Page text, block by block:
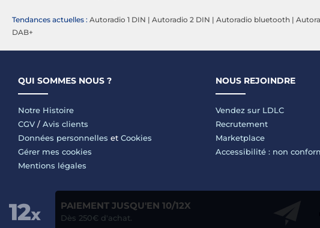
Tendances actuelles : Autoradio 1 DIN | Autoradio 2 DIN | Autoradio bluetooth |
DAB+
QUI SOMMES NOUS ?
Notre Histoire
CGV / Avis clients
Données personnelles et Cookies
Gérer mes cookies
Mentions légales
NOUS REJOINDRE
Vendez sur LDLC
Recrutement
Marketplace
Accessibilité : non
PAIEMENT JUSQU'EN 10/12X
Dès 250€ d'achat.